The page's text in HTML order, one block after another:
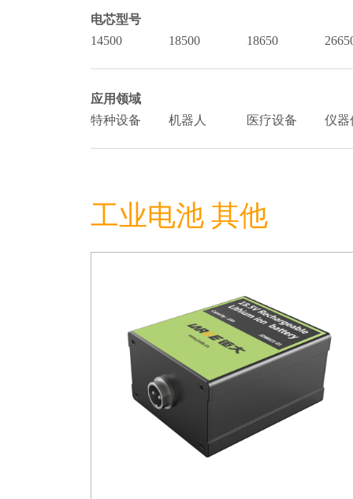
电芯型号
14500
18500 18650
应用领域
特种设备
机器人 医疗设备 仪器
工业电池 其他